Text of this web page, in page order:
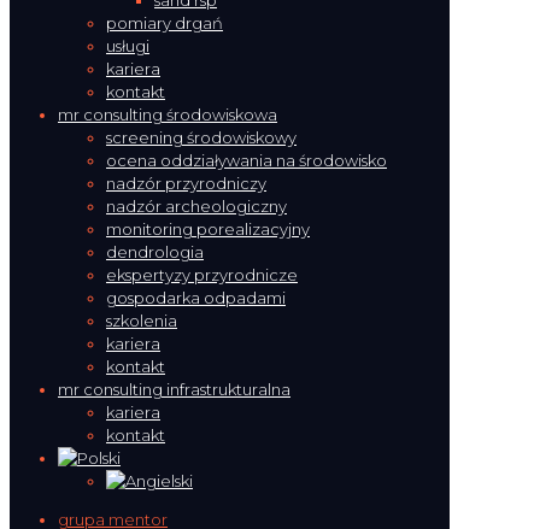
pomiary drgań
usługi
kariera
kontakt
mr consulting środowiskowa
screening środowiskowy
ocena oddziaływania na środowisko
nadzór przyrodniczy
nadzór archeologiczny
monitoring porealizacyjny
dendrologia
ekspertyzy przyrodnicze
gospodarka odpadami
szkolenia
kariera
kontakt
mr consulting infrastrukturalna
kariera
kontakt
grupa mentor